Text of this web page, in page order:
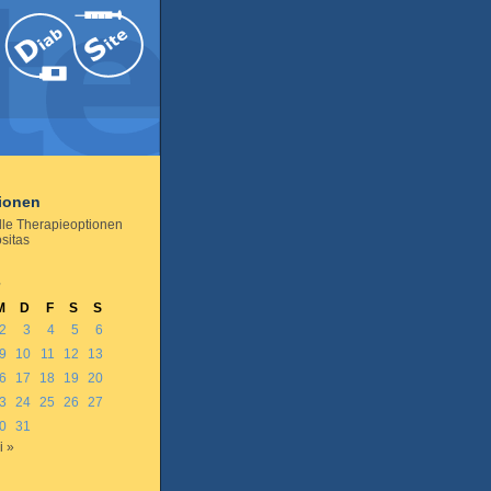
Therapieoptionen
D F S
S
2 3 4 5
6
9 10 11 12
13
17 18 19
20
24 25 26
27
31
»